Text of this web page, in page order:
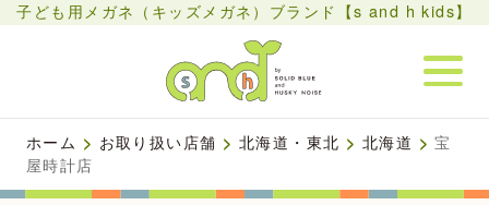
子ども用メガネ（キッズメガネ）ブランド【s and h kids】
ホーム > お取り扱い店舗 > 北海道・東北 > 北海道 >宝
屋時計店